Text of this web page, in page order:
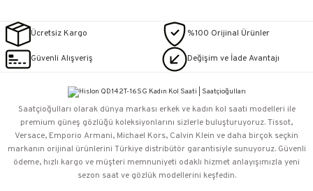
Ücretsiz Kargo %100 Orijinal Ürünler
Güvenli Alışveriş Değişim ve İade Avantajı
Saatçioğulları⁠ olarak dünya markası erkek ve kadın kol saati modelleri ile
premium güneş gözlüğü koleksiyonlarını sizlerle buluşturuyoruz. Tissot,
Versace, Emporio Armani, Michael Kors, Calvin Klein ve daha birçok seçkin
markanın orijinal ürünlerini Türkiye distribütör garantisiyle sunuyoruz. Güvenli
ödeme, hızlı kargo ve müşteri memnuniyeti odaklı hizmet anlayışımızla yeni
sezon saat ve gözlük modellerini keşfedin.